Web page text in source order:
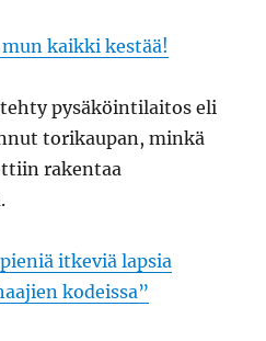
kaikki kestää!
pysäköintilaitos eli
torikaupan, minkä
rakentaa
itkeviä lapsia
kodeissa”